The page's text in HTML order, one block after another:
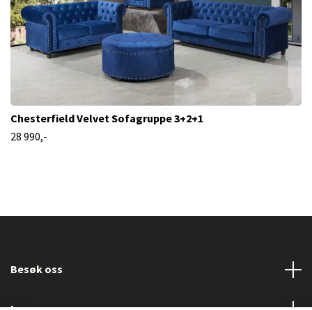
Chesterfield Velvet Sofagruppe 3+2+1
28 990,-
Besøk oss